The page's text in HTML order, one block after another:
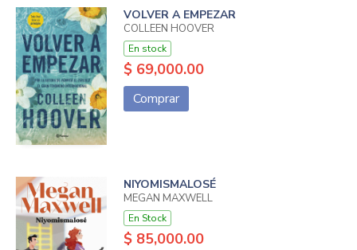
VOLVER A EMPEZAR
COLLEEN HOOVER
En stock
$ 69,000.00
Comprar
NIYOMISMALOSÉ
MEGAN MAXWELL
En Stock
$ 85,000.00